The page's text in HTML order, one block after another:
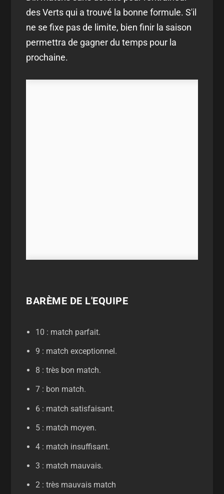
des Verts qui a trouvé la bonne formule. S'il
ne se fixe pas de limite, bien finir la saison
permettra de gagner du temps pour la
prochaine.
BARÈME DE L'EQUIPE
10 : match parfait.
9 : match exceptionnel.
8 : très bon match.
7 : bon match.
6 : match satisfaisant.
5 : match moyen.
4 : match insuffisant.
3 : match mauvais.
2 : très mauvais match